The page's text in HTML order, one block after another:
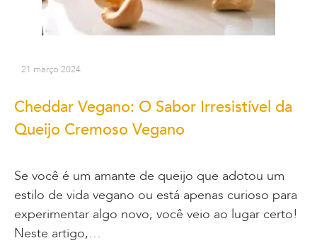
21 março 2024
Cheddar Vegano: O Sabor Irresistível da
Queijo Cremoso Vegano
Se você é um amante de queijo que adotou um
estilo de vida vegano ou está apenas curioso para
experimentar algo novo, você veio ao lugar certo!
Neste artigo,…